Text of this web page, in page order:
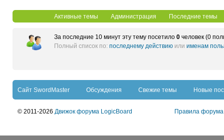
Активные темы Администрация Последние темы
За последние 10 минут эту тему посетило 0 человек (0
Полный список по: последнему действию или именам
Сайт SwordMaster Обсуждения Свежие темы Новые
© 2011-2026 Движок форума LogicBoard Правила форума